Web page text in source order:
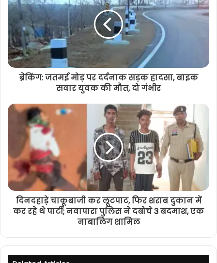
हासिल, किया आभार व्यक्त
ब्रेकिंग: जतमई मोड़ पर दर्दनाक सड़क हादसा, बाइक
सवार युवक की मौत, दो गंभीर
दिनदहाड़े चाकूबाजी कर लूटपाट, फिर शराब दुकान में
कर रहे थे पार्टी; नवापारा पुलिस ने दबोचे 3 बदमाश, एक
नाबालिग शामिल